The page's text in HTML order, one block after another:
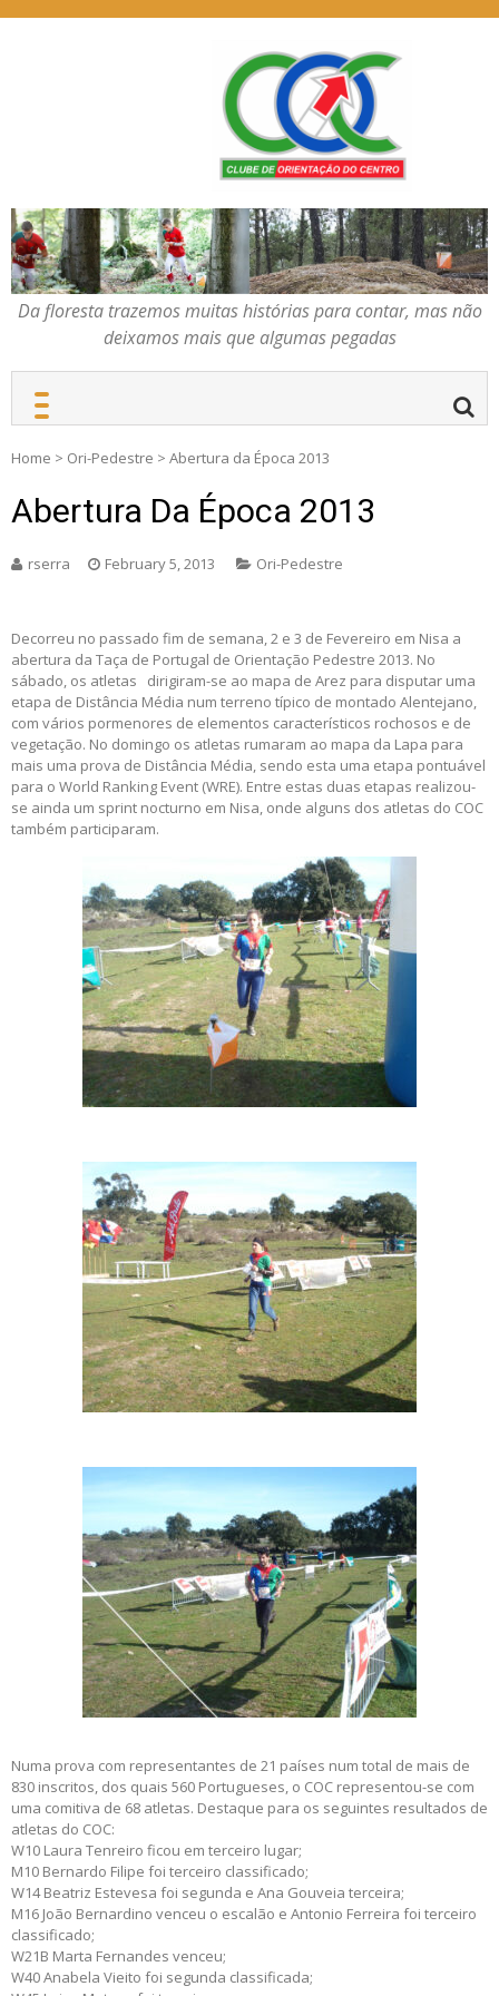
COC – CLUBE DE
ORIENTAÇÃO DO
CENTRO
Da floresta trazemos
muitas histórias para
contar, mas não deixamos
mais que algumas
pegadas
Da floresta trazemos muitas histórias para contar, mas não
deixamos mais que algumas pegadas
Home > Ori-Pedestre > Abertura da Época 2013
Abertura Da Época 2013
rserra February 5, 2013 Ori-Pedestre
Decorreu no passado fim de semana, 2 e 3 de Fevereiro em Nisa a
abertura da Taça de Portugal de Orientação Pedestre 2013. No
sábado, os atletas dirigiram-se ao mapa de Arez para disputar uma
etapa de Distância Média num terreno típico de montado Alentejano,
com vários pormenores de elementos característicos rochosos e de
vegetação. No domingo os atletas rumaram ao mapa da Lapa para
mais uma prova de Distância Média, sendo esta uma etapa pontuável
para o World Ranking Event (WRE). Entre estas duas etapas realizou-
se ainda um sprint nocturno em Nisa, onde alguns dos atletas do COC
também participaram.
Numa prova com representantes de 21 países num total de mais de
830 inscritos, dos quais 560 Portugueses, o COC representou-se com
uma comitiva de 68 atletas. Destaque para os seguintes resultados de
atletas do COC:
W10 Laura Tenreiro ficou em terceiro lugar;
M10 Bernardo Filipe foi terceiro classificado;
W14 Beatriz Estevesa foi segunda e Ana Gouveia terceira;
M16 João Bernardino venceu o escalão e Antonio Ferreira foi terceiro
classificado;
W21B Marta Fernandes venceu;
W40 Anabela Vieito foi segunda classificada;